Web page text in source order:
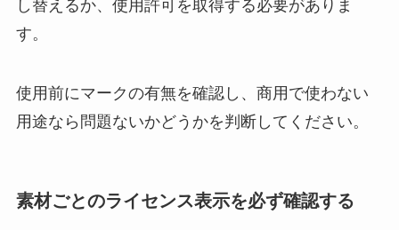
し替えるか、使用許可を取得する必要がありま
す。
使用前にマークの有無を確認し、商用で使わない
用途なら問題ないかどうかを判断してください。
素材ごとのライセンス表示を必ず確認する